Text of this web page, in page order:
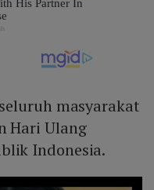
masyarakat
Hari Ulang
Indonesia.